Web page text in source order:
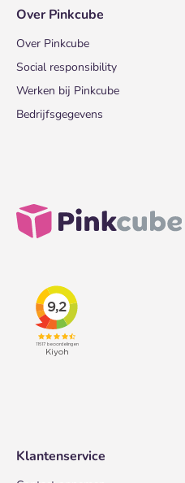
Over Pinkcube
Over Pinkcube
Social responsibility
Werken bij Pinkcube
Bedrijfsgegevens
Klantenservice